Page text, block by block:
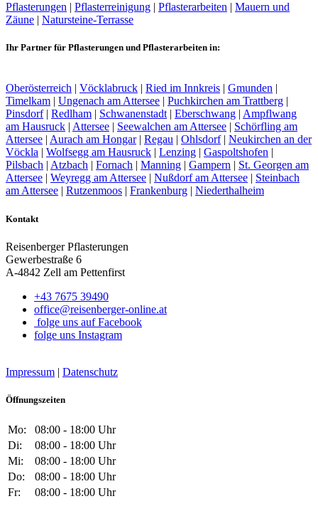
Pflasterungen | Pflasterreinigung | Pflasterarbeiten | Mauern und
Zäune | Natursteine-Terrasse
Ihr Partner für Pflasterungen und Pflasterarbeiten in:
Oberösterreich | Vöcklabruck | Ried im Innkreis | Gmunden |
Timelkam | Ungenach am Attersee | Puchkirchen am Trattberg |
Pinsdorf| Redlham | Schwanenstadt | Eberschwang | Ampflwang
am Hausruck | Attersee | Seewalchen am Attersee | Schörfling am
Attersee | Aurach am Hongar| Regau | Ohlsdorf| Neukirchen an der
Vöckla | Wolfsegg am Hausruck | Lenzing | Gaspoltshofen |
Pilsbach | Atzbach | Fornach | Manning | Gampern | St. Georgen am
Attersee | Weyregg am Attersee | Nußdorf am Attersee | Steinbach
am Attersee | Rutzenmoos | Frankenburg | Niederthalheim
Kontakt
Reisenberger Pflasterungen
Gewerbestraße 6
A-4842 Zell am Pettenfirst
+43 7675 39490
office@reisenberger-online.at
folge uns auf Facebook
folge uns Instagram
Impressum | Datenschutz
Öffnungszeiten
Mo:
08:00 - 18:00 Uhr
Di:
08:00 - 18:00 Uhr
Mi:
08:00 - 18:00 Uhr
Do:
08:00 - 18:00 Uhr
Fr:
08:00 - 18:00 Uhr